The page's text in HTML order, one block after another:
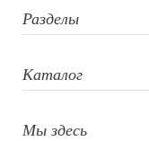
Разделы
Каталог
Мы здесь